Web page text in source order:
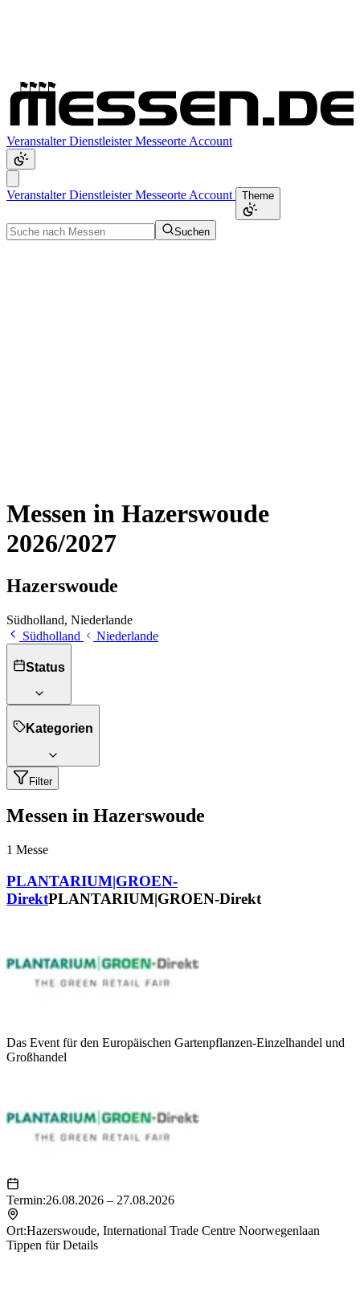
VeranstalterDienstleisterMesseorte Account
VeranstalterDienstleisterMesseorte Account Theme
Suchen
Messen in Hazerswoude
2026/2027
Hazerswoude
Südholland, Niederlande
Südholland
Niederlande
Status
Kategorien
Filter
Messen in Hazerswoude
1 Messe
PLANTARIUM|GROEN-
DirektPLANTARIUM|GROEN-Direkt
Das Event für den Europäischen Gartenpflanzen-Einzelhandel und
Großhandel
Termin:26.08.2026 – 27.08.2026
Ort:Hazerswoude, International Trade Centre Noorwegenlaan
Tippen für Details